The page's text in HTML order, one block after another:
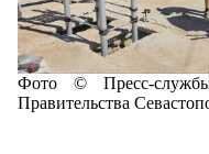
Фото © Пресс-
Правительства